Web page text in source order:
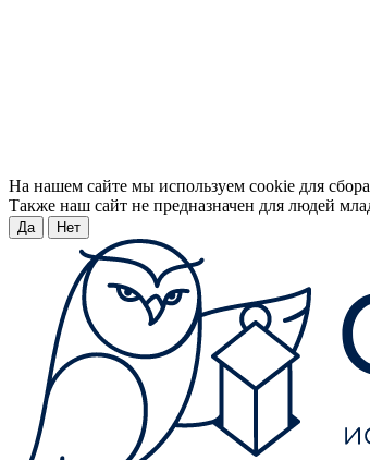
На нашем сайте мы используем cookie для
Также наш сайт не предназначен для людей
Да Нет